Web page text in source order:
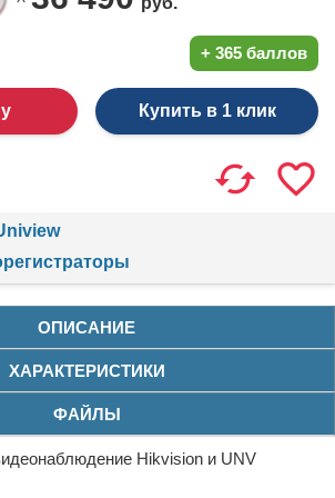
+ 365 баллов
Купить в 1 клик
ОПИСАНИЕ
ХАРАКТЕРИСТИКИ
ФАЙЛЫ
Hikvision и UNV